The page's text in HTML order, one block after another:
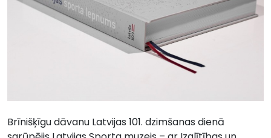
Brīnišķīgu dāvanu Latvijas 101. dzimšanas dienā